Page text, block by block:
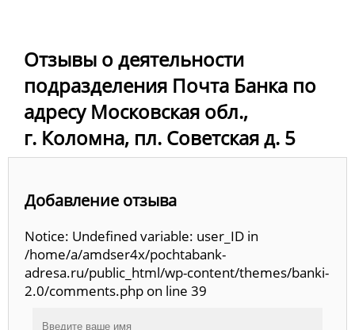
Отзывы о деятельности
подразделения Почта Банка по
адресу Московская обл.,
г. Коломна, пл. Советская д. 5
Добавление отзыва
Notice: Undefined variable: user_ID in
/home/a/amdser4x/pochtabank-
adresa.ru/public_html/wp-content/themes/banki-
2.0/comments.php on line 39